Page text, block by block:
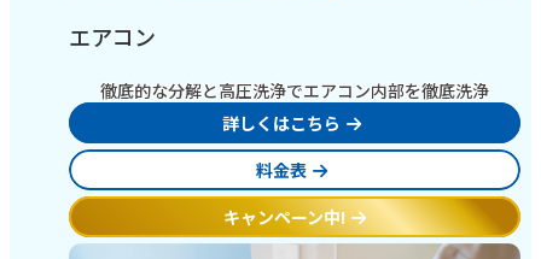
エアコン
徹底的な分解と高圧洗浄でエアコン内部を徹底洗浄
詳しくはこちら
料金表
キャンペーン中!